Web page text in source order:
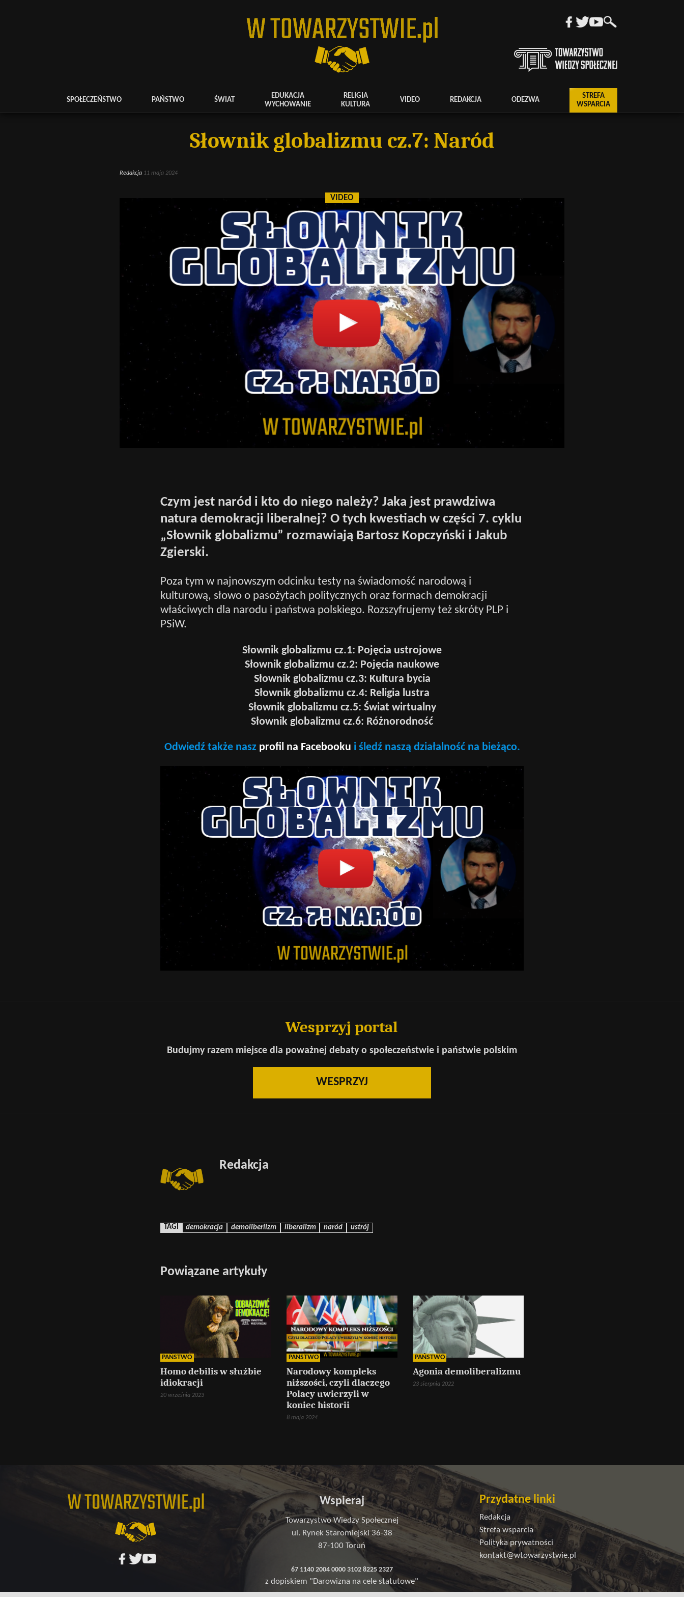
SPOŁECZEŃSTWO PAŃSTWO ŚWIAT
EDUKACJA
WYCHOWANIE
RELIGIA
KULTURA
VIDEO REDAKCJA ODEZWA
STREFA
WSPARCIA
Słownik globalizmu cz.7: Naród
Redakcja 11 maja 2024
VIDEO
Czym jest naród i kto do niego należy? Jaka jest prawdziwa
natura demokracji liberalnej? O tych kwestiach w części 7. cyklu
„Słownik globalizmu” rozmawiają Bartosz Kopczyński i Jakub
Zgierski.
Poza tym w najnowszym odcinku testy na świadomość narodową i
kulturową, słowo o pasożytach politycznych oraz formach demokracji
właściwych dla narodu i państwa polskiego. Rozszyfrujemy też skróty PLP i
PSiW.
Słownik globalizmu cz.1: Pojęcia ustrojowe
Słownik globalizmu cz.2: Pojęcia naukowe
Słownik globalizmu cz.3: Kultura bycia
Słownik globalizmu cz.4: Religia lustra
Słownik globalizmu cz.5: Świat wirtualny
Słownik globalizmu cz.6: Różnorodność
Odwiedź także nasz profil na Facebooku i śledź naszą działalność na bieżąco.
Wesprzyj portal
Budujmy razem miejsce dla poważnej debaty o społeczeństwie i państwie polskim
WESPRZYJ
Redakcja
TAGI demokracja demoliberlizm liberalizm naród ustrój
Powiązane artykuły
PAŃSTWO
Homo debilis w służbie
idiokracji
20 września 2023
PAŃSTWO
Narodowy kompleks
niższości, czyli dlaczego
Polacy uwierzyli w
koniec historii
8 maja 2024
PAŃSTWO
Agonia demoliberalizmu
23 sierpnia 2022
Wspieraj
Towarzystwo Wiedzy Społecznej
ul. Rynek Staromiejski 36-38
87-100 Toruń
67 1140 2004 0000 3102 8225 2327
z dopiskiem "Darowizna na cele statutowe"
Przydatne linki
Redakcja
Strefa wsparcia
Polityka prywatności
kontakt@wtowarzystwie.pl